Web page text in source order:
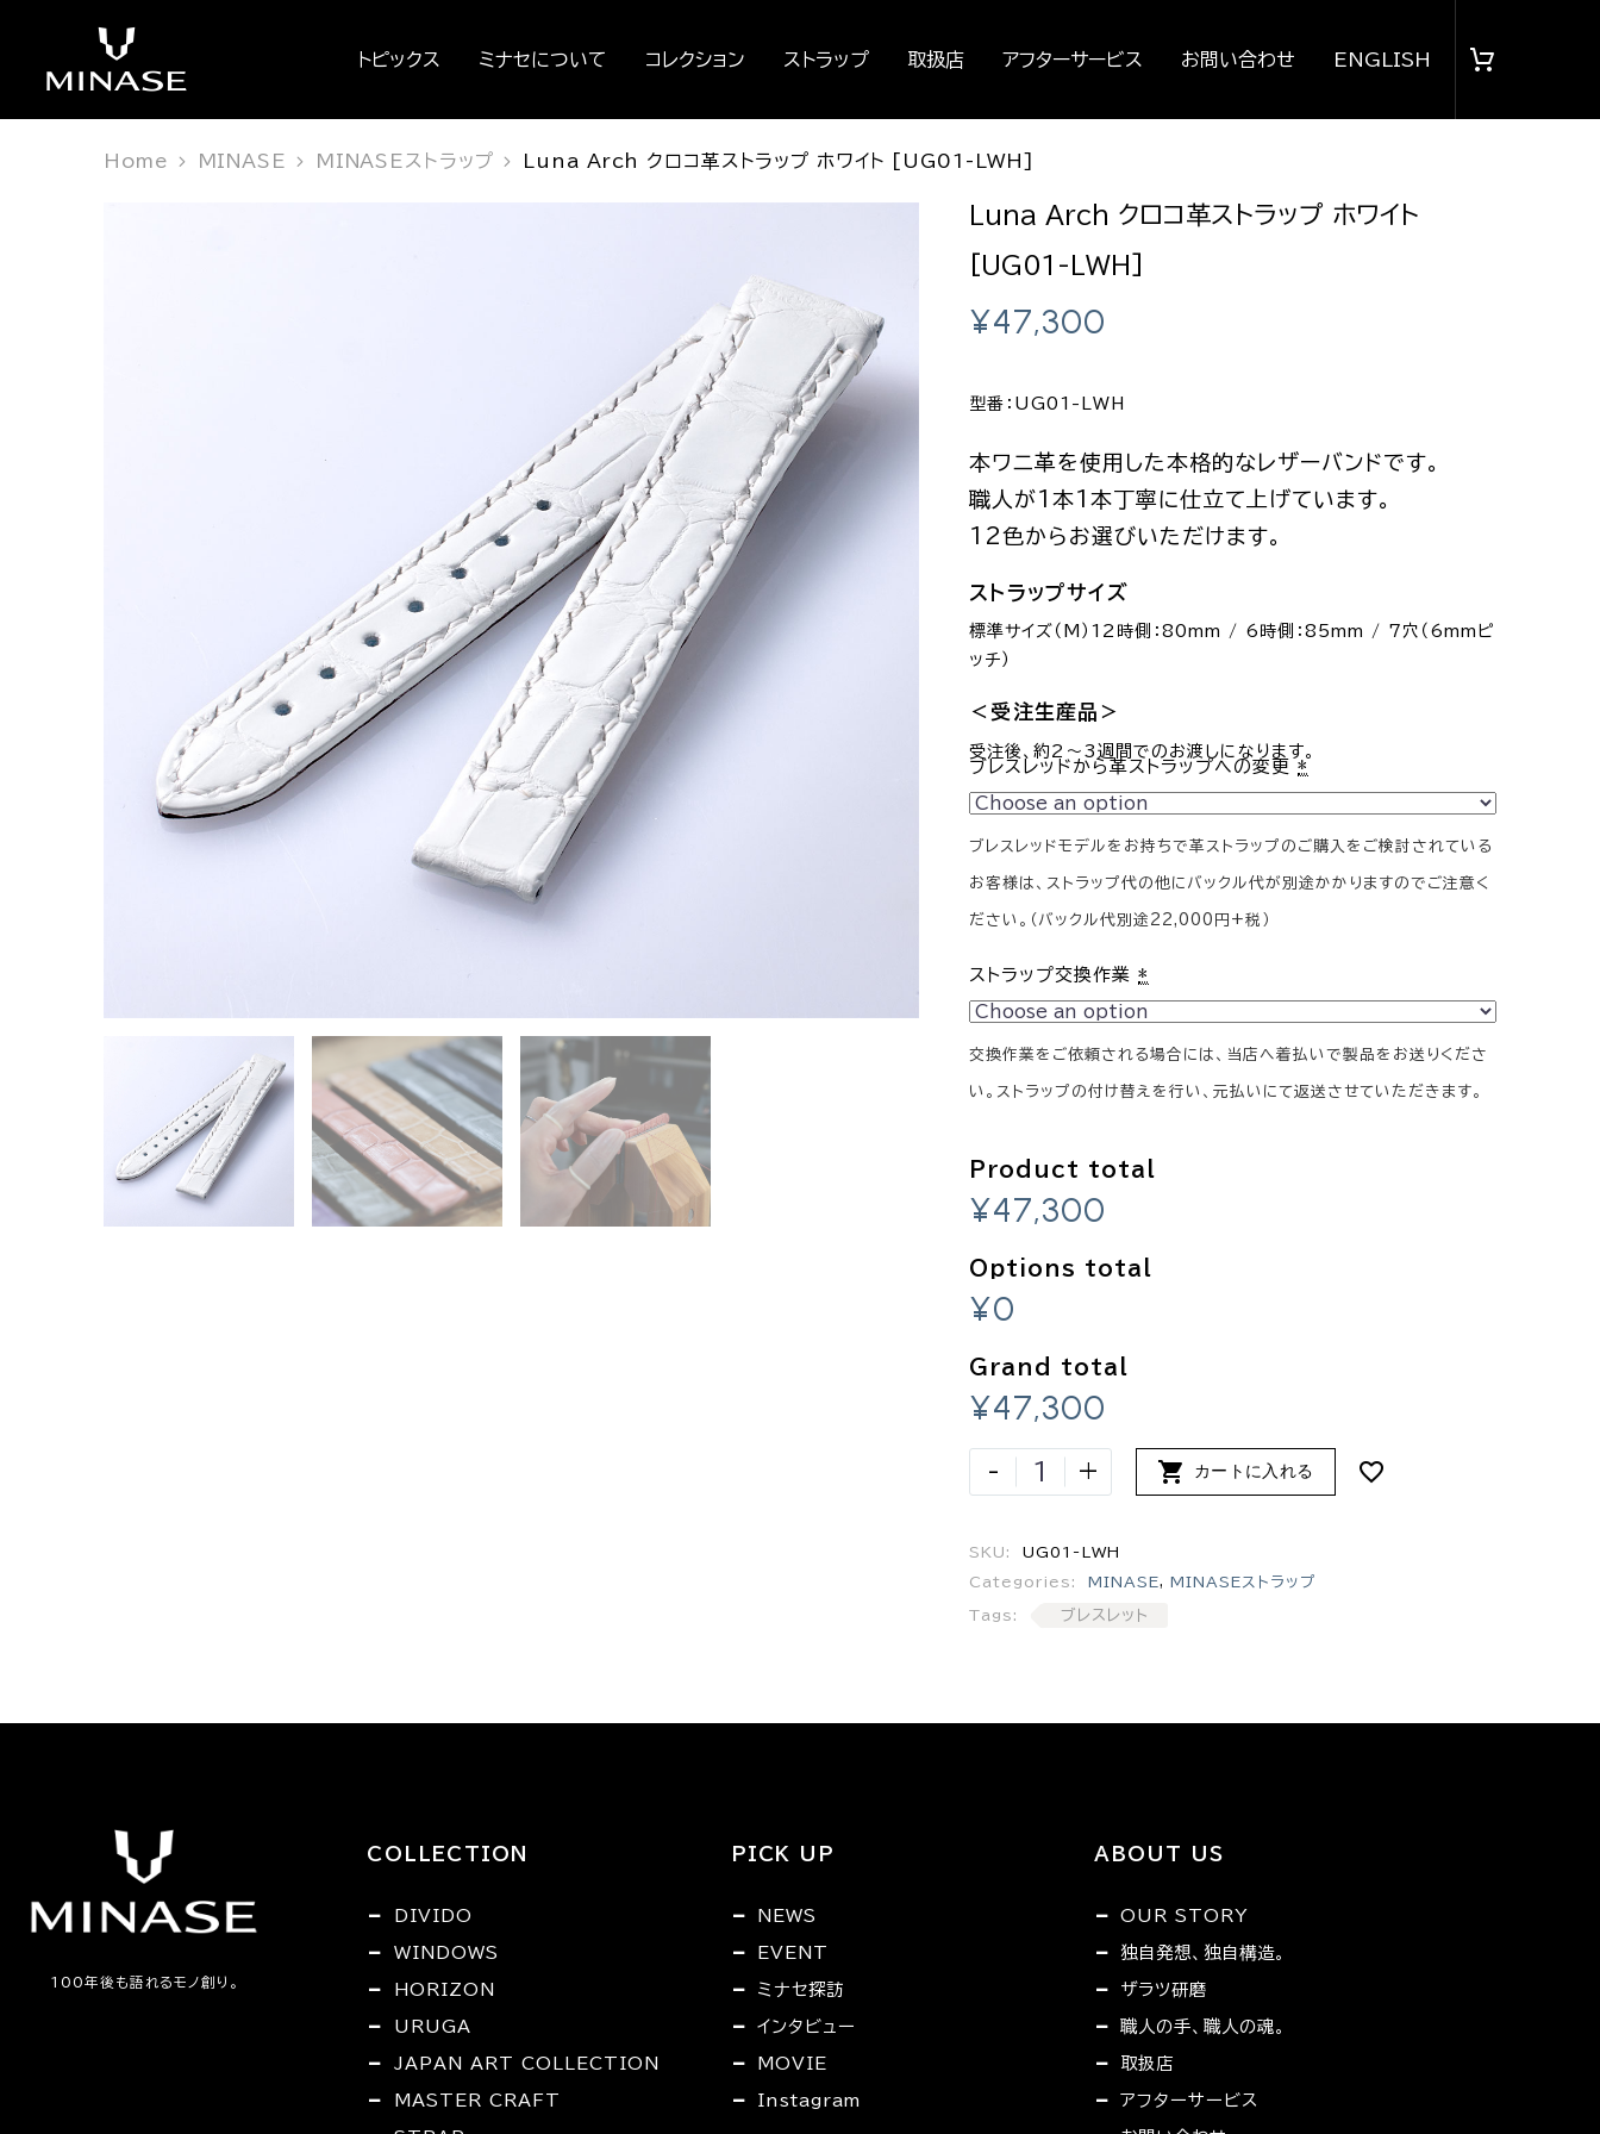
トピックス ミナセについて コレクション ストラップ 取扱店 アフターサービス お問い合わせ ENGLISH
Home MINASE MINASEストラップ Luna Arch クロコ革ストラップ ホワイト [UG01-LWH]
Luna Arch クロコ革ストラップ ホワイト
[UG01-LWH]
¥47,300
型番：UG01-LWH
本ワニ革を使用した本格的なレザーバンドです。
職人が1本1本丁寧に仕立て上げています。
12色からお選びいただけます。
ストラップサイズ
標準サイズ（M）12時側：80mm / 6時側：85mm / 7穴（6mmピ
ッチ）
＜受注生産品＞
受注後、約2～3週間でのお渡しになります。
ブレスレッドから革ストラップへの変更 *
ブレスレッドモデルをお持ちで革ストラップのご購入をご検討されている
お客様は、ストラップ代の他にバックル代が別途かかりますのでご注意く
ださい。（バックル代別途22,000円+税）
ストラップ交換作業 *
交換作業をご依頼される場合には、当店へ着払いで製品をお送りくださ
い。ストラップの付け替えを行い、元払いにて返送させていただきます。
Product total
¥47,300
Options total
¥0
Grand total
¥47,300
- +  カートに入れる
SKU:
UG01-LWH
Categories:
MINASE, MINASEストラップ
Tags: ブレスレット
100年後も語れるモノ創り。
COLLECTION
DIVIDO
WINDOWS
HORIZON
URUGA
JAPAN ART COLLECTION
MASTER CRAFT
PICK UP
NEWS
EVENT
ミナセ探訪
インタビュー
MOVIE
Instagram
ABOUT US
OUR STORY
独自発想、独自構造。
ザラツ研磨
職人の手、職人の魂。
取扱店
アフターサービス